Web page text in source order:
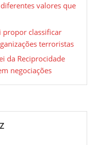
valores que
propor classificar
terroristas
da Reciprocidade
negociações